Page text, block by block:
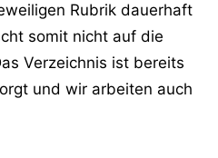
Rubrik dauerhaft
somit nicht auf die
Verzeichnis ist bereits
und wir arbeiten auch